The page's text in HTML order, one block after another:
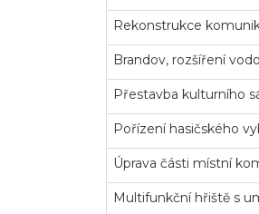
Rekonstrukce
Brandov, rozšíření
Přestavba kulturního
Pořízení hasičského
Úprava části místní
Multifunkční hřiště s